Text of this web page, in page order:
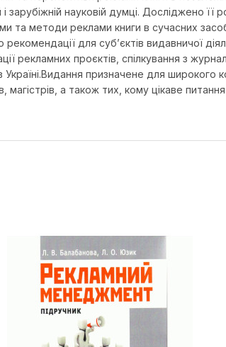
зарубіжній науковій думці. Досліджено її
та методи реклами книги в сучасних
для суб’єктів видавничої
рекламних проєктів, спілкування з
призначене для широкого
магістрів, а також тих, кому цікаве